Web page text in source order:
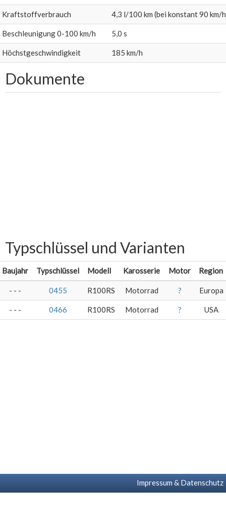
Kraftstoffverbrauch 4,3 l/100 km (bei konstant 90 km/
Beschleunigung 0-100 km/h 5,0 s
Höchstgeschwindigkeit 185 km/h
Dokumente
Typschlüssel und Varianten
Baujahr Typschlüssel Modell Karosserie Motor Region
- - - 0455 R100RS Motorrad ? Europa
- - - 0466 R100RS Motorrad ? USA
Impressum & Datenschutz